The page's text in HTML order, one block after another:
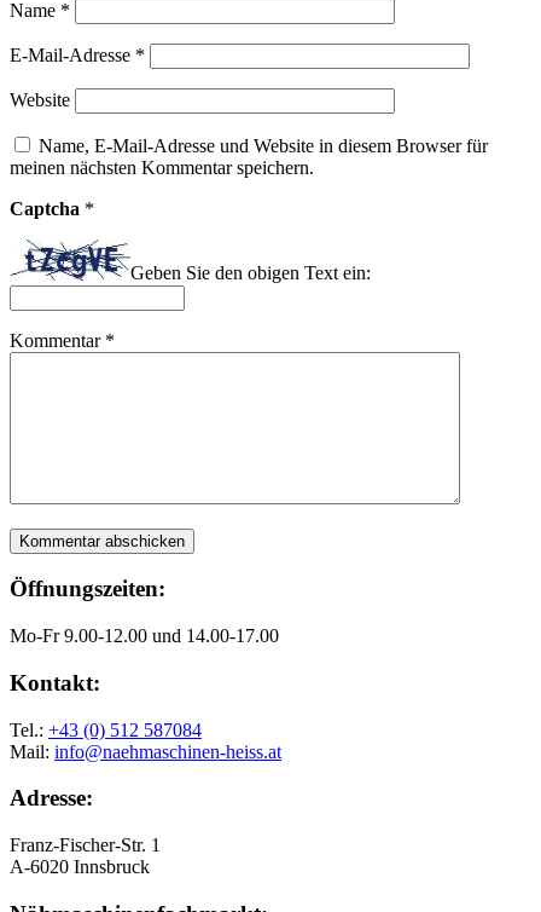
Name *
E-Mail-Adresse *
Website
Name, E-Mail-Adresse und Website in diesem Browser für
meinen nächsten Kommentar speichern.
Captcha *
Geben Sie den obigen Text ein:
Kommentar *
Öffnungszeiten:
Mo-Fr 9.00-12.00 und 14.00-17.00
Kontakt:
Tel.: +43 (0) 512 587084
Mail: info@naehmaschinen-heiss.at
Adresse:
Franz-Fischer-Str. 1
A-6020 Innsbruck